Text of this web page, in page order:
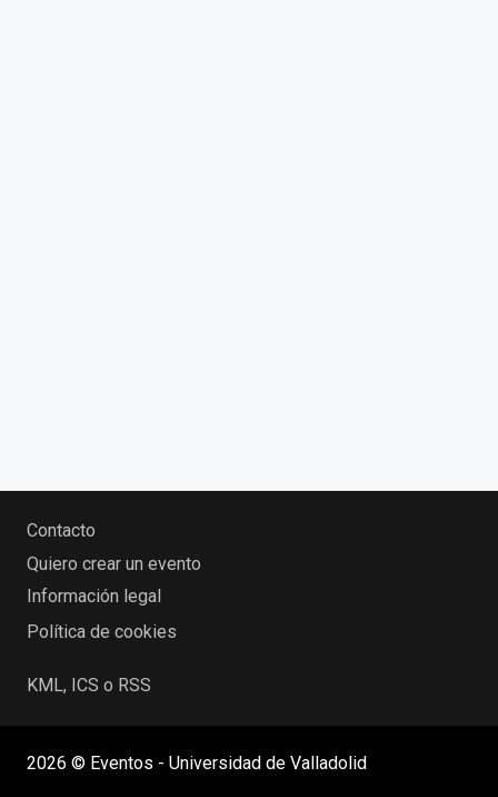
Contacto
Quiero crear un evento
Información legal
Política de cookies
KML, ICS o RSS
2026 © Eventos - Universidad de Valladolid